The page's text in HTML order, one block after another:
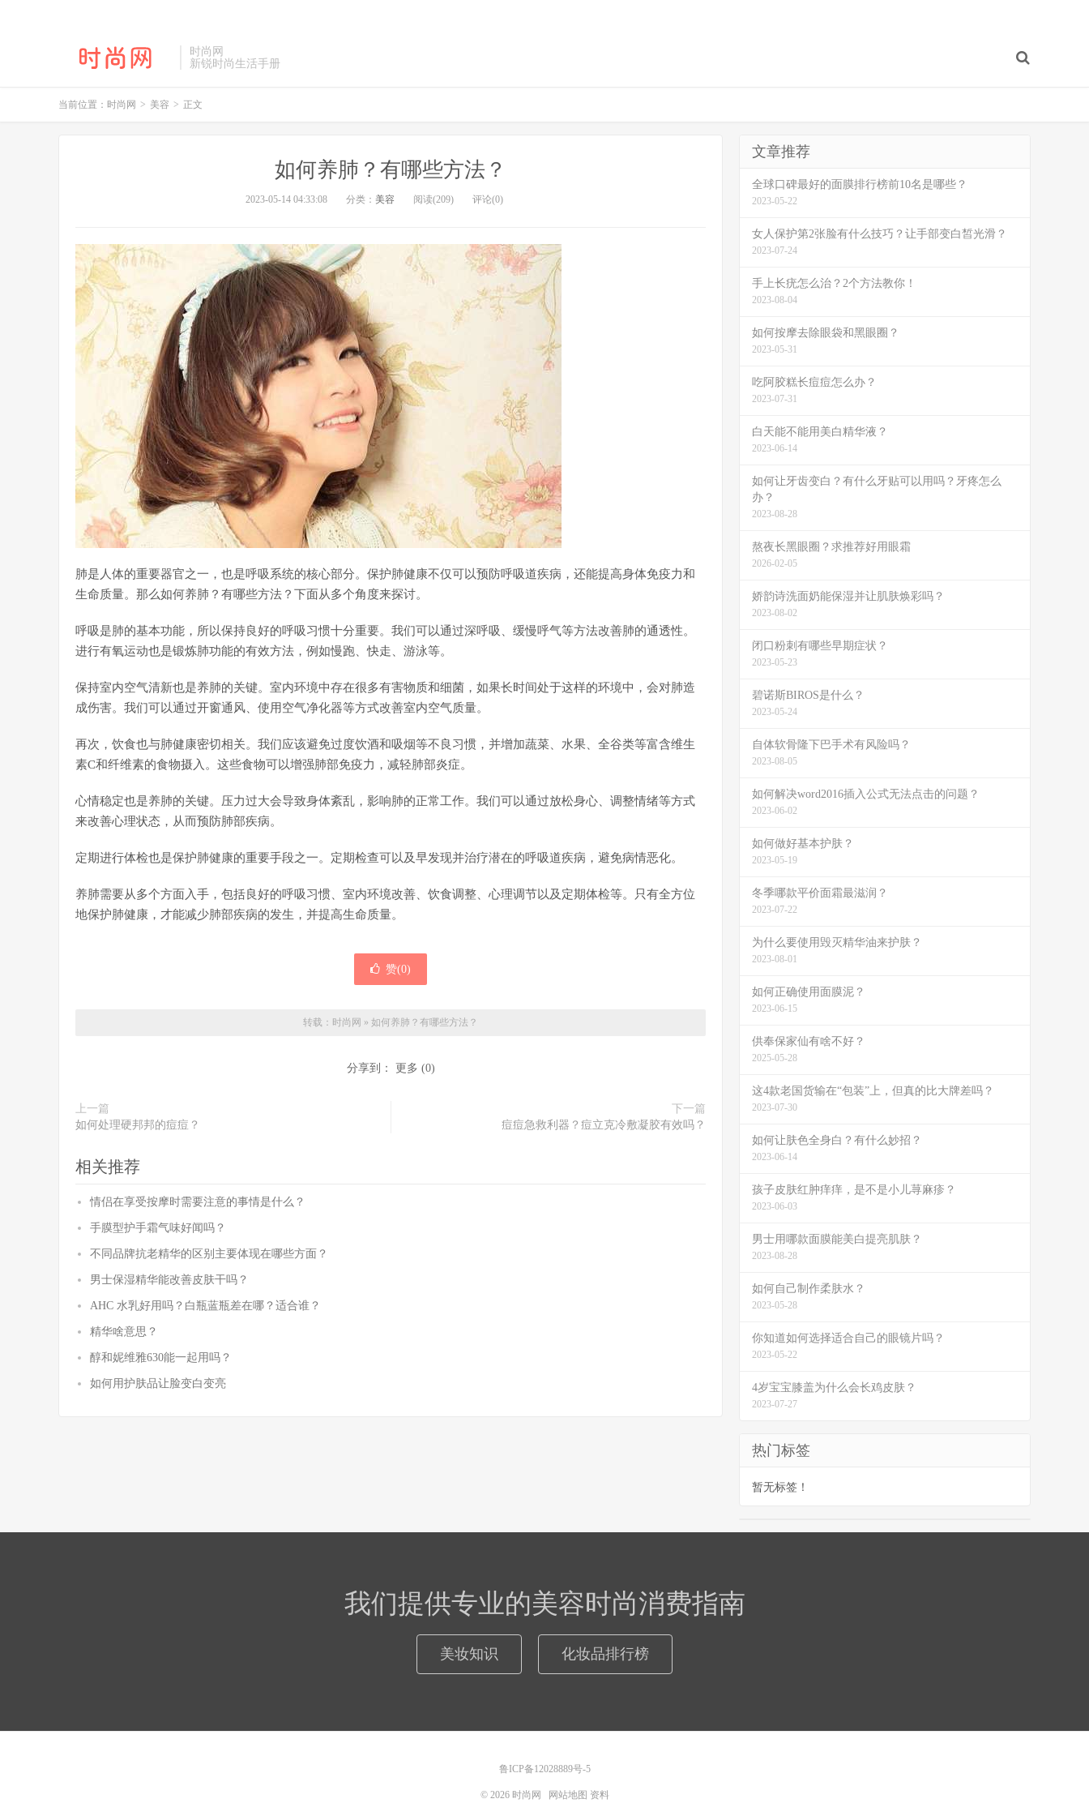
时尚网
新锐时尚生活手册
当前位置： 时尚网 > 美容 > 正文
如何养肺？有哪些方法？
2023-05-14 04:33:08 分类： 美容 阅读(209) 评论(0)
肺是人体的重要器官之一，也是呼吸系统的核心部分。保护肺健康不仅可以预防呼吸道疾病，还能提高身体免疫力和
生命质量。那么如何养肺？有哪些方法？下面从多个角度来探讨。
呼吸是肺的基本功能，所以保持良好的呼吸习惯十分重要。我们可以通过深呼吸、缓慢呼气等方法改善肺的通透性。
进行有氧运动也是锻炼肺功能的有效方法，例如慢跑、快走、游泳等。
保持室内空气清新也是养肺的关键。室内环境中存在很多有害物质和细菌，如果长时间处于这样的环境中，会对肺造
成伤害。我们可以通过开窗通风、使用空气净化器等方式改善室内空气质量。
再次，饮食也与肺健康密切相关。我们应该避免过度饮酒和吸烟等不良习惯，并增加蔬菜、水果、全谷类等富含维生
素C和纤维素的食物摄入。这些食物可以增强肺部免疫力，减轻肺部炎症。
心情稳定也是养肺的关键。压力过大会导致身体紊乱，影响肺的正常工作。我们可以通过放松身心、调整情绪等方式
来改善心理状态，从而预防肺部疾病。
定期进行体检也是保护肺健康的重要手段之一。定期检查可以及早发现并治疗潜在的呼吸道疾病，避免病情恶化。
养肺需要从多个方面入手，包括良好的呼吸习惯、室内环境改善、饮食调整、心理调节以及定期体检等。只有全方位
地保护肺健康，才能减少肺部疾病的发生，并提高生命质量。
赞(0)
转载： 时尚网 » 如何养肺？有哪些方法？
分享到： 更多 (0)
上一篇
如何处理硬邦邦的痘痘？
下一篇
痘痘急救利器？痘立克冷敷凝胶有效吗？
相关推荐
情侣在享受按摩时需要注意的事情是什么？
手膜型护手霜气味好闻吗？
不同品牌抗老精华的区别主要体现在哪些方面？
男士保湿精华能改善皮肤干吗？
AHC 水乳好用吗？白瓶蓝瓶差在哪？适合谁？
精华啥意思？
醇和妮维雅630能一起用吗？
如何用护肤品让脸变白变亮
文章推荐
全球口碑最好的面膜排行榜前10名是哪些？
2023-05-22
女人保护第2张脸有什么技巧？让手部变白皙光滑？
2023-07-24
手上长疣怎么治？2个方法教你！
2023-08-04
如何按摩去除眼袋和黑眼圈？
2023-05-31
吃阿胶糕长痘痘怎么办？
2023-07-31
白天能不能用美白精华液？
2023-06-14
如何让牙齿变白？有什么牙贴可以用吗？牙疼怎么
办？
2023-08-28
熬夜长黑眼圈？求推荐好用眼霜
2026-02-05
娇韵诗洗面奶能保湿并让肌肤焕彩吗？
2023-08-02
闭口粉刺有哪些早期症状？
2023-05-23
碧诺斯BIROS是什么？
2023-05-24
自体软骨隆下巴手术有风险吗？
2023-08-05
如何解决word2016插入公式无法点击的问题？
2023-06-02
如何做好基本护肤？
2023-05-19
冬季哪款平价面霜最滋润？
2023-07-22
为什么要使用毁灭精华油来护肤？
2023-08-01
如何正确使用面膜泥？
2023-06-15
供奉保家仙有啥不好？
2025-05-28
这4款老国货输在“包装”上，但真的比大牌差吗？
2023-07-30
如何让肤色全身白？有什么妙招？
2023-06-14
孩子皮肤红肿痒痒，是不是小儿荨麻疹？
2023-06-03
男士用哪款面膜能美白提亮肌肤？
2023-08-28
如何自己制作柔肤水？
2023-05-28
你知道如何选择适合自己的眼镜片吗？
2023-05-22
4岁宝宝膝盖为什么会长鸡皮肤？
2023-07-27
热门标签
暂无标签！
我们提供专业的美容时尚消费指南
美妆知识 化妆品排行榜
鲁ICP备12028889号-5
© 2026 时尚网 网站地图 资料